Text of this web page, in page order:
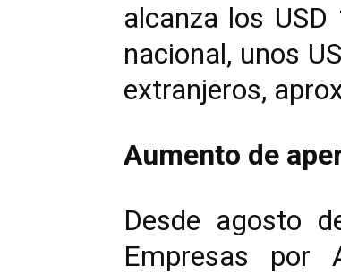
alcanza los
nacional, unos
extranjeros,
Aumento de
Desde agosto
Empresas por